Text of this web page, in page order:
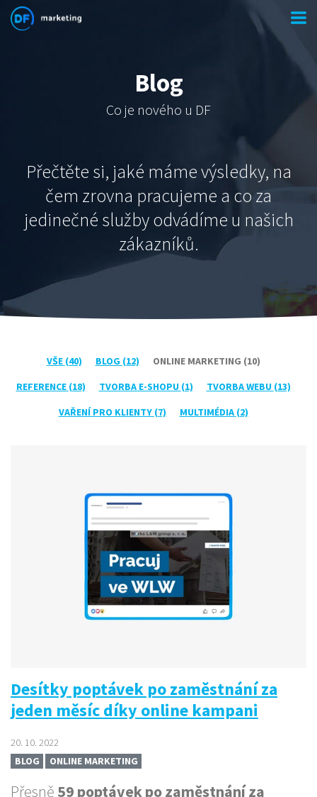
Blog
Co je nového u DF
Přečtěte si, jaké máme výsledky, na
čem zrovna pracujeme a co za
jedinečné služby odvádíme u našich
zákazníků.
VŠE (40) BLOG (12) ONLINE MARKETING (10)
REFERENCE (18) TVORBA E-SHOPU (1) TVORBA WEBU (13)
VAŘENÍ PRO KLIENTY (7) MULTIMÉDIA (2)
Desítky poptávek po zaměstnání za
jeden měsíc díky online kampani
20. 10. 2022
BLOG
ONLINE MARKETING
Přesně 59 poptávek po zaměstnání za